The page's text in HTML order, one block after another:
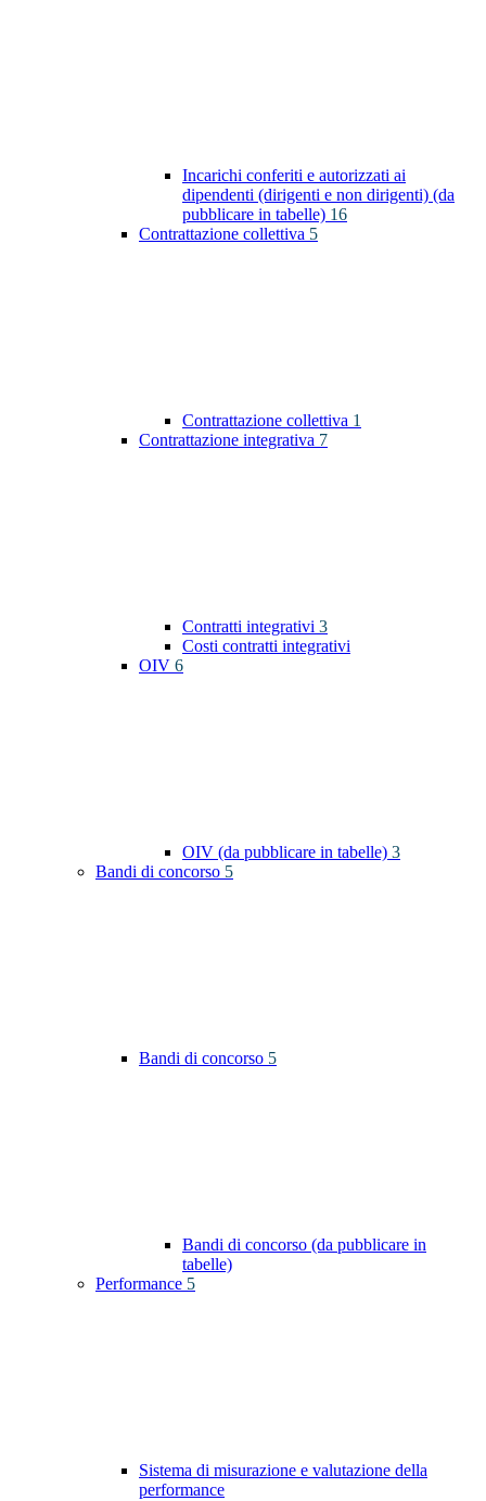
Incarichi conferiti e autorizzati ai
dipendenti (dirigenti e non dirigenti) (da
pubblicare in tabelle) 16
Contrattazione collettiva 5
Contrattazione collettiva 1
Contrattazione integrativa 7
Contratti integrativi 3
Costi contratti integrativi
OIV 6
OIV (da pubblicare in tabelle) 3
Bandi di concorso 5
Bandi di concorso 5
Bandi di concorso (da pubblicare in
tabelle)
Performance 5
Sistema di misurazione e valutazione della
performance